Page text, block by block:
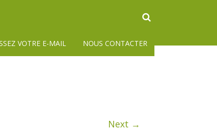
VOTRE E-MAIL NOUS CONTACTER
Next →